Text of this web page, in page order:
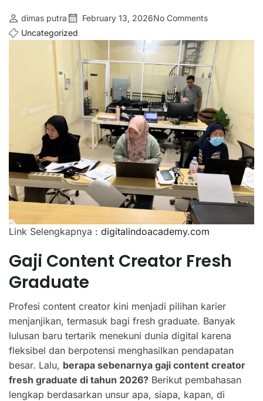
dimas putra February 13, 2026No Comments
Uncategorized
Link Selengkapnya : digitalindoacademy.com
Gaji Content Creator Fresh
Graduate
Profesi content creator kini menjadi pilihan karier
menjanjikan, termasuk bagi fresh graduate. Banyak
lulusan baru tertarik menekuni dunia digital karena
fleksibel dan berpotensi menghasilkan pendapatan
besar. Lalu, berapa sebenarnya gaji content creator
fresh graduate di tahun 2026? Berikut pembahasan
lengkap berdasarkan unsur apa, siapa, kapan, di